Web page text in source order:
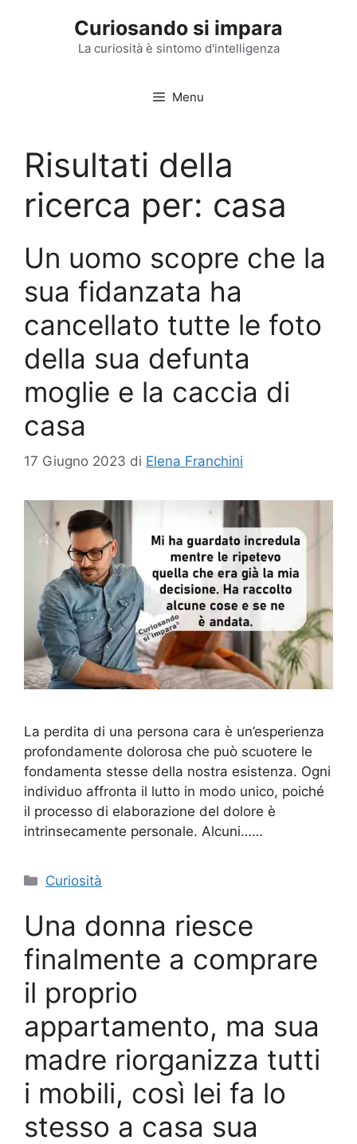
Curiosando si impara
La curiosità è sintomo d'intelligenza
Menu
Risultati della
ricerca per: casa
Un uomo scopre che la
sua fidanzata ha
cancellato tutte le foto
della sua defunta
moglie e la caccia di
casa
17 Giugno 2023 di Elena Franchini
La perdita di una persona cara è un’esperienza
profondamente dolorosa che può scuotere le
fondamenta stesse della nostra esistenza. Ogni
individuo affronta il lutto in modo unico, poiché
il processo di elaborazione del dolore è
intrinsecamente personale. Alcuni……
Categorie
Curiosità
Una donna riesce
finalmente a comprare
il proprio
appartamento, ma sua
madre riorganizza tutti
i mobili, così lei fa lo
stesso a casa sua